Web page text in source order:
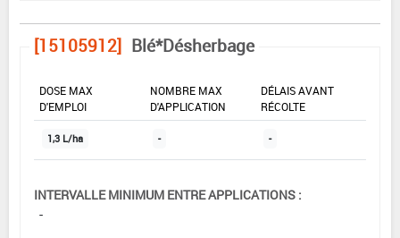
[15105912] Blé*Désherbage
DOSE MAX
D'EMPLOI
NOMBRE MAX
D'APPLICATION
DÉLAIS AVANT
RÉCOLTE
1,3 L/ha - -
INTERVALLE MINIMUM ENTRE APPLICATIONS :
-